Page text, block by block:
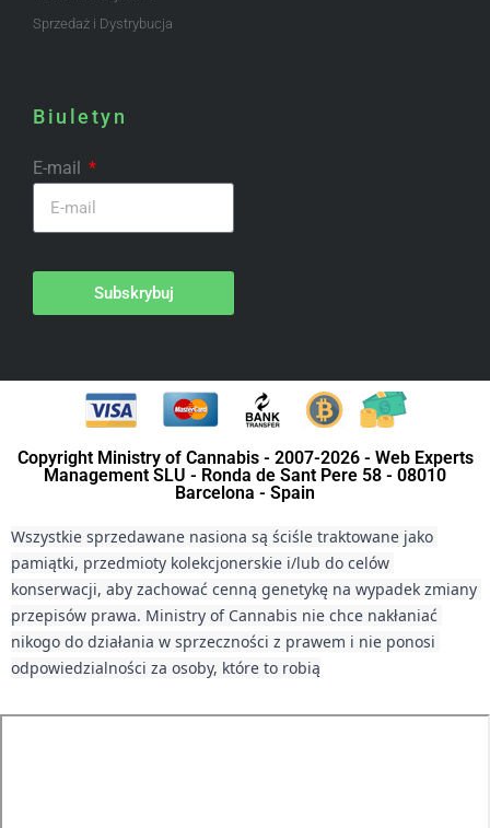
Sprzedaż i Dystrybucja
Biuletyn
E-mail
Subskrybuj
Copyright Ministry of Cannabis - 2007-2026 - Web Experts
Management SLU - Ronda de Sant Pere 58 - 08010
Barcelona - Spain
Wszystkie sprzedawane nasiona są ściśle traktowane jako
pamiątki, przedmioty kolekcjonerskie i/lub do celów
konserwacji, aby zachować cenną genetykę na wypadek zmiany
przepisów prawa. Ministry of Cannabis nie chce nakłaniać
nikogo do działania w sprzeczności z prawem i nie ponosi
odpowiedzialności za osoby, które to robią